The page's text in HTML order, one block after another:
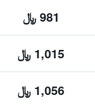
981 ﷼
1,015 ﷼
1,056 ﷼